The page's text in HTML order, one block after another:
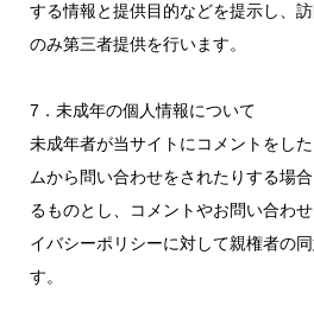
する情報と提供目的などを提示し、
のみ第三者提供を行います。
7．未成年の個人情報について
未成年者が当サイトにコメントをし
ムから問い合わせをされたりする場
るものとし、コメントやお問い合わ
イバシーポリシーに対して親権者の
す。